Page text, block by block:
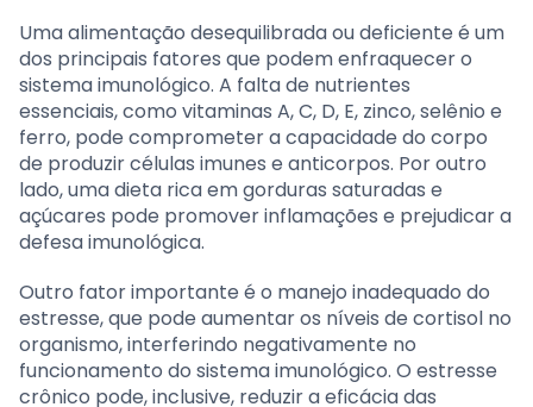
Uma alimentação desequilibrada ou deficiente é um
dos principais fatores que podem enfraquecer o
sistema imunológico. A falta de nutrientes
essenciais, como vitaminas A, C, D, E, zinco, selênio e
ferro, pode comprometer a capacidade do corpo
de produzir células imunes e anticorpos. Por outro
lado, uma dieta rica em gorduras saturadas e
açúcares pode promover inflamações e prejudicar a
defesa imunológica.
Outro fator importante é o manejo inadequado do
estresse, que pode aumentar os níveis de cortisol no
organismo, interferindo negativamente no
funcionamento do sistema imunológico. O estresse
crônico pode, inclusive, reduzir a eficácia das